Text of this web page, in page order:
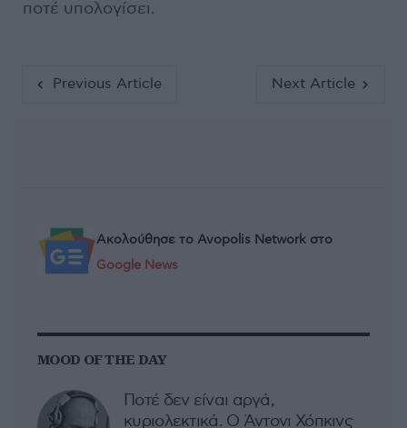
ποτέ υπολογίσει.
Previous Article Next Article
Ακολούθησε το Avopolis Network στο
Google News
MOOD OF THE DAY
Ποτέ δεν είναι αργά,
κυριολεκτικά. Ο Άντονι Χόπκινς